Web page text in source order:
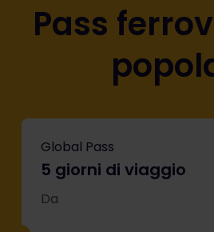
Pass
Global Pass
5 giorni di viaggio
Da